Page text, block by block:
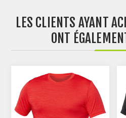
LES CLIENTS AYANT
ONT